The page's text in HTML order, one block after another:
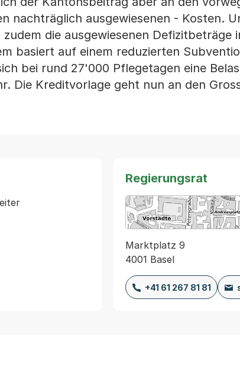
nachträglich ausgewiesenen - Kosten.
die ausgewiesenen Defizitbeträge
basiert auf einem reduzierten
bei rund 27'000 Pflegetagen eine
Die Kreditvorlage geht nun an den
Regierungsrat
Marktplatz 9
4001 Basel
+41 61 267 81 81